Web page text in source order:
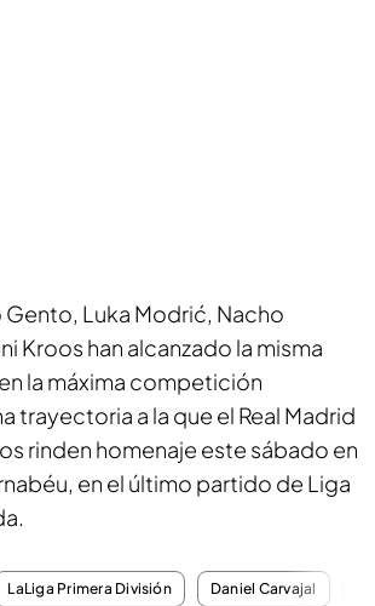
Luka Modrić, Nacho
Kroos han alcanzado la misma
la máxima competición
trayectoria a la que el Real Madrid
rinden homenaje este sábado en
en el último partido de Liga
LaLiga Primera División Daniel Carvajal